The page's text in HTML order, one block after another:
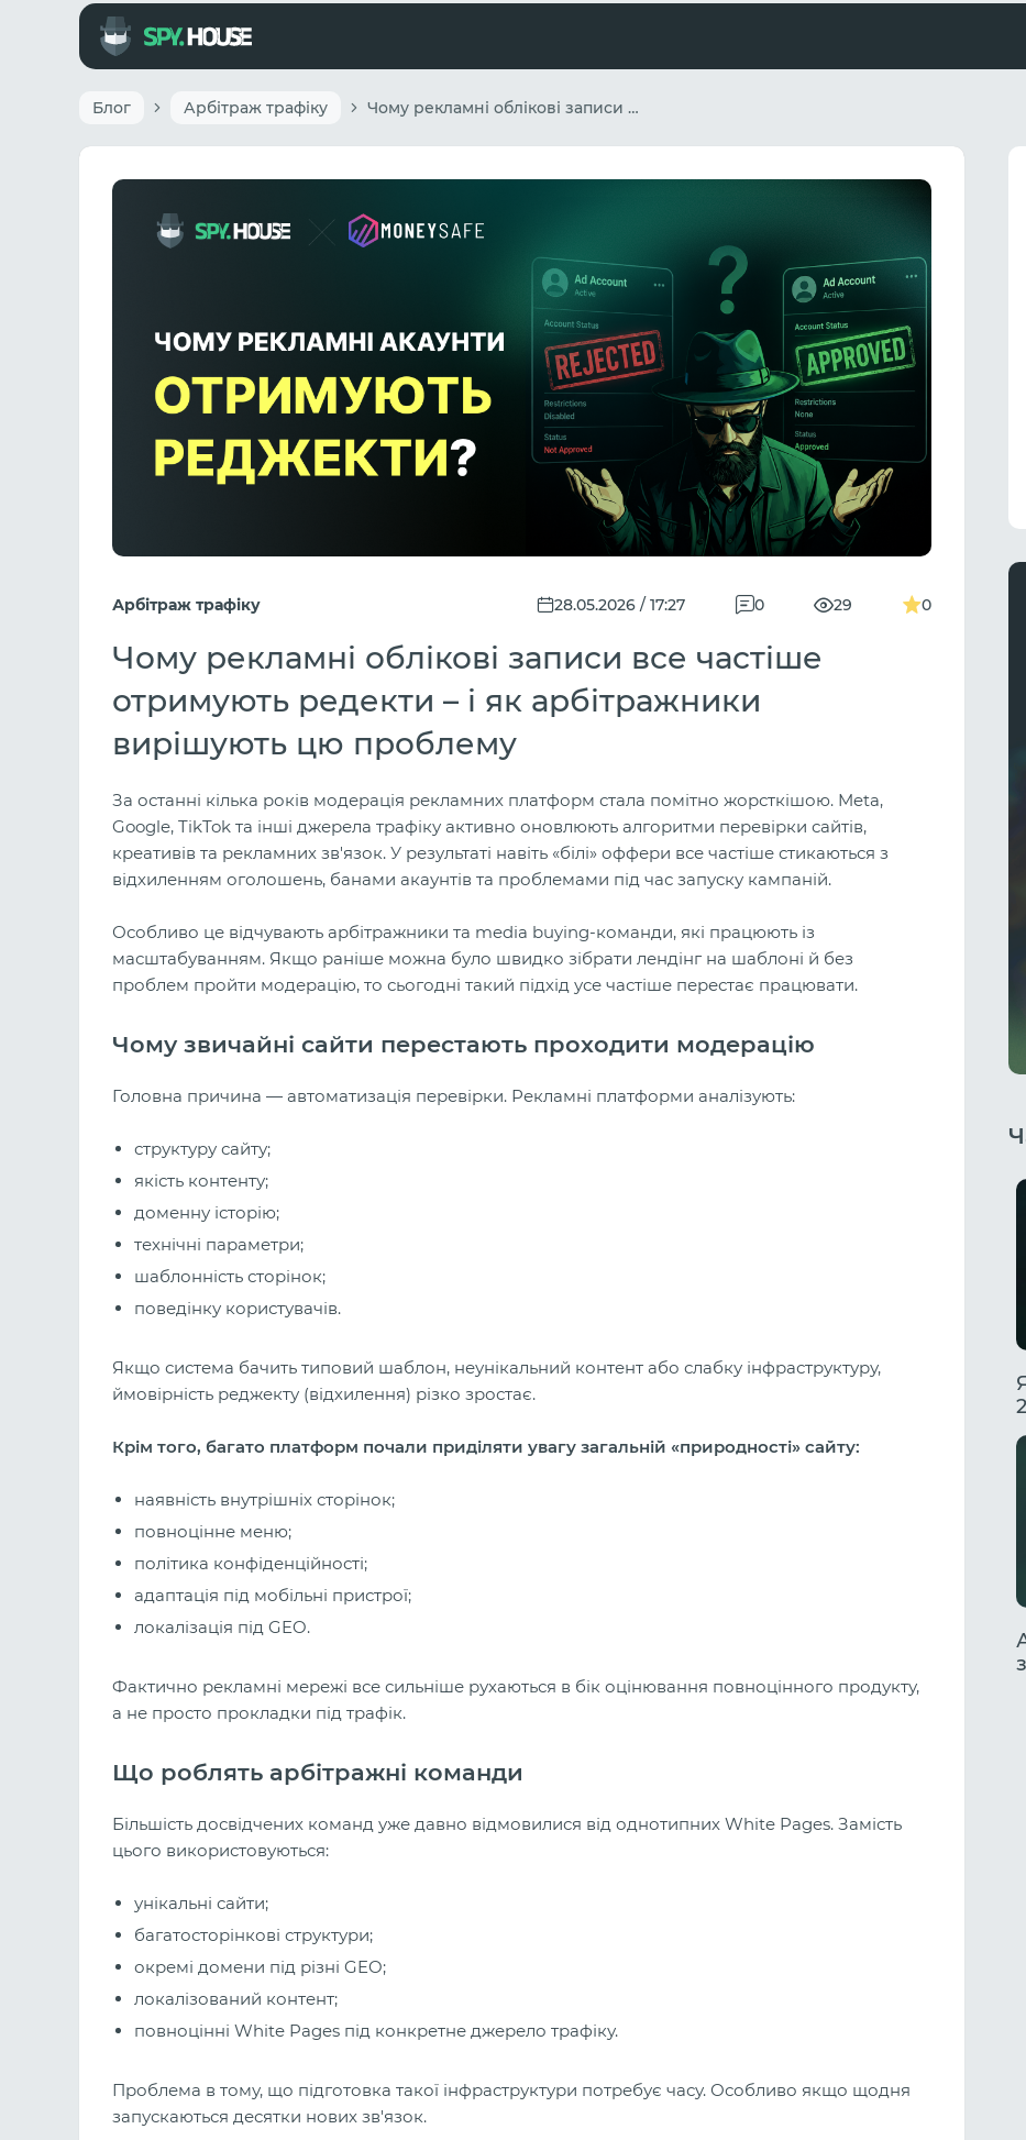
Блог Арбітраж трафіку Чому рекламні облікові записи все частіше отримують редекти – і як арбітражники вирішують цю проблему
Арбітраж трафіку 28.05.2026 / 17:27 0 29 0
Чому рекламні облікові записи все частіше
отримують редекти – і як арбітражники
вирішують цю проблему
За останні кілька років модерація рекламних платформ стала помітно жорсткішою. Meta,
Google, TikTok та інші джерела трафіку активно оновлюють алгоритми перевірки сайтів,
креативів та рекламних зв'язок. У результаті навіть «білі» оффери все частіше стикаються з
відхиленням оголошень, банами акаунтів та проблемами під час запуску кампаній.
Особливо це відчувають арбітражники та media buying-команди, які працюють із
масштабуванням. Якщо раніше можна було швидко зібрати лендінг на шаблоні й без
проблем пройти модерацію, то сьогодні такий підхід усе частіше перестає працювати.
Чому звичайні сайти перестають проходити модерацію
Головна причина — автоматизація перевірки. Рекламні платформи аналізують:
структуру сайту;
якість контенту;
доменну історію;
технічні параметри;
шаблонність сторінок;
поведінку користувачів.
Якщо система бачить типовий шаблон, неунікальний контент або слабку інфраструктуру,
ймовірність реджекту (відхилення) різко зростає.
Крім того, багато платформ почали приділяти увагу загальній «природності» сайту:
наявність внутрішніх сторінок;
повноцінне меню;
політика конфіденційності;
адаптація під мобільні пристрої;
локалізація під GEO.
Фактично рекламні мережі все сильніше рухаються в бік оцінювання повноцінного продукту,
а не просто прокладки під трафік.
Що роблять арбітражні команди
Більшість досвідчених команд уже давно відмовилися від однотипних White Pages. Замість
цього використовуються:
унікальні сайти;
багатосторінкові структури;
окремі домени під різні GEO;
локалізований контент;
повноцінні White Pages під конкретне джерело трафіку.
Проблема в тому, що підготовка такої інфраструктури потребує часу. Особливо якщо щодня
запускаються десятки нових зв'язок.
Арбітраж на беттинг у 2026 році: Чи